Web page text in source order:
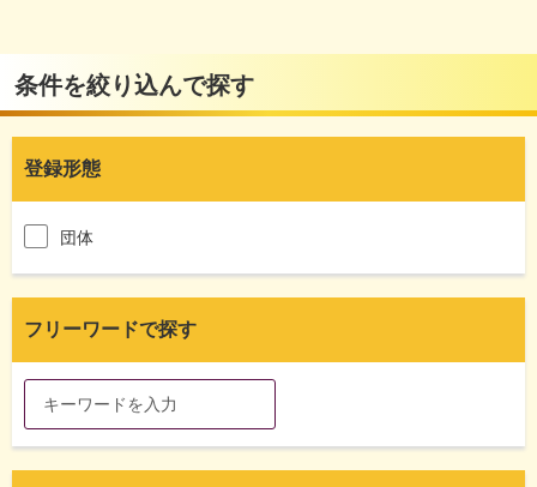
条件を絞り込んで探す
登録形態
団体
フリーワードで探す